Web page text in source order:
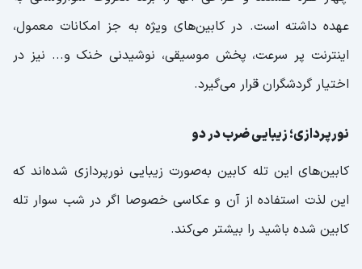
عهده داشته است. در کابین‌های ویژه به جز امکانات معمول،
اینترنت پر سرعت، پخش موسیقی، نوشیدنی خنک و... نیز در
اختیار گردشگران قرار می‌گیرد.
نورپردازی؛ زیبایی ضرب در دو
کابین‌های این تله کابین به‌صورت زیبایی نورپردازی شده‌اند که
این لذت استفاده از آن و عکاسی خصوصا اگر در شب سوار تله
کابین شده باشید را بیشتر می‌کند.